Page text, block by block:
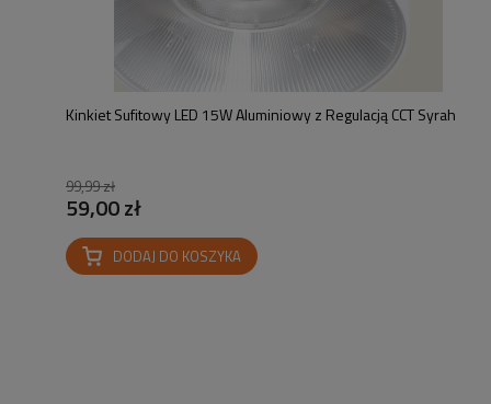
Kinkiet Sufitowy LED 15W Aluminiowy z Regulacją CCT Syrah
99,99 zł
59,00 zł
DODAJ DO KOSZYKA